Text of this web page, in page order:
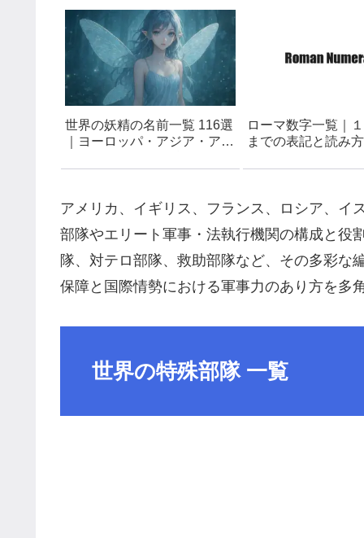
世界の妖精の名前一覧 116選
｜ヨーロッパ・アジア・アフ
ング集
ローマ数字一覧｜
までの表記と読み方
アメリカ、イギリス、フランス、ロシア、イ
部隊やエリート軍事・法執行機関の構成と役
隊、対テロ部隊、救助部隊など、その多彩な
保障と国際情勢における軍事力のあり方を多
世界の特殊部隊 一覧